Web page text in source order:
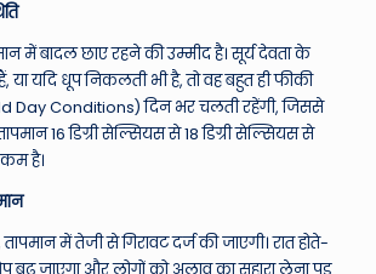
में बादल छाए रहने की उम्मीद है। सूर्य देवता के
या यदि धूप निकलती भी है, तो वह बहुत ही फीकी
Day Conditions) दिन भर चलती रहेंगी, जिससे
16 डिग्री सेल्सियस से 18 डिग्री सेल्सियस से
है।
में तेजी से गिरावट दर्ज की जाएगी। रात होते-
बढ़ जाएगा और लोगों को अलाव का सहारा लेना पड़